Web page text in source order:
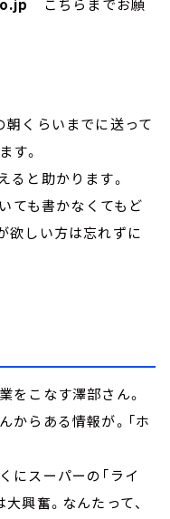
こちらまでお願
くらいまでに送って
す。
と助かります。
ても書かなくてもど
欲しい方は忘れずに
をこなす澤部さん。
からある情報が。「ホ
にスーパーの「ライ
興奮。なんたって、